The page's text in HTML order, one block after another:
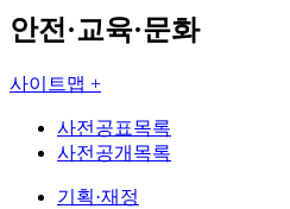
안전·교육·문화
사이트맵 +
사전공표목록
사전공개목록
기획·재정